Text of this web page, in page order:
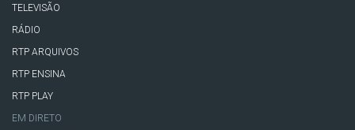
TELEVISÃO
RÁDIO
RTP ARQUIVOS
RTP ENSINA
RTP PLAY
EM DIRETO